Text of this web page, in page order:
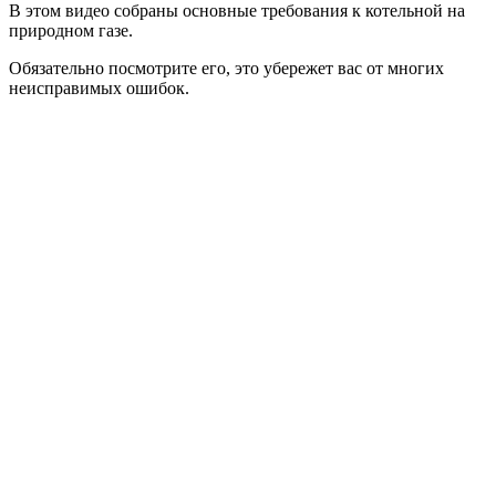
В этом видео собраны основные требования к котельной на
природном газе.
Обязательно посмотрите его, это убережет вас от многих
неисправимых ошибок.